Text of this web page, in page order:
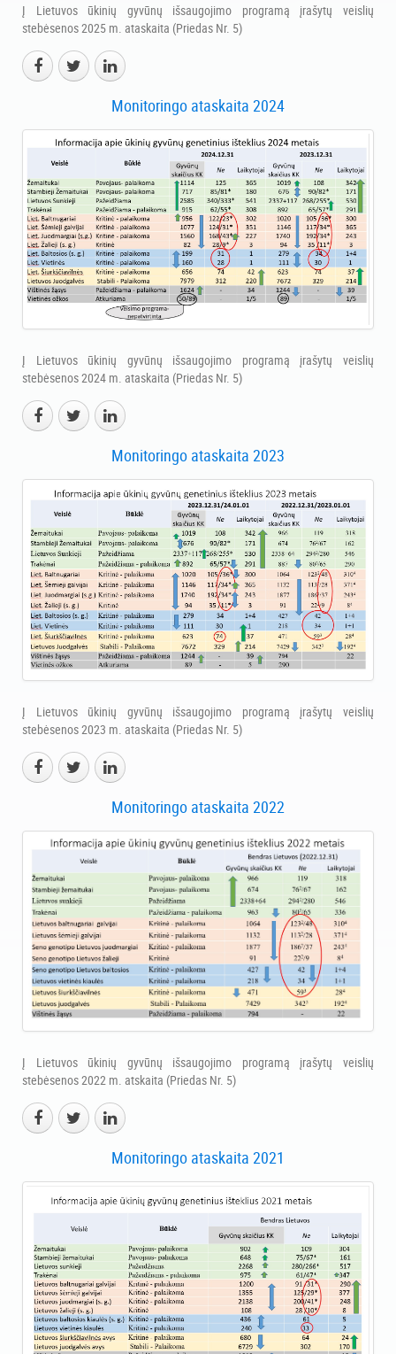
Į Lietuvos ūkinių gyvūnų išsaugojimo programą įrašytų veislių
stebėsenos 2025 m. ataskaita (Priedas Nr. 5)
Monitoringo ataskaita 2024
Į Lietuvos ūkinių gyvūnų išsaugojimo programą įrašytų veislių
stebėsenos 2024 m. ataskaita (Priedas Nr. 5)
Monitoringo ataskaita 2023
Į Lietuvos ūkinių gyvūnų išsaugojimo programą įrašytų veislių
stebėsenos 2023 m. ataskaita (Priedas Nr. 5)
Monitoringo ataskaita 2022
Į Lietuvos ūkinių gyvūnų išsaugojimo programą įrašytų veislių
stebėsenos 2022 m. atskaita (Priedas Nr. 5)
Monitoringo ataskaita 2021